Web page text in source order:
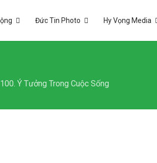
Đức Tin Photo Hy Vọng Media
100. Ý Tưởng Trong Cuộc Sống